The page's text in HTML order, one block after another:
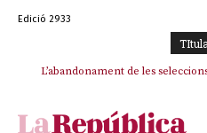
Edició 2933
L’abandonament de les